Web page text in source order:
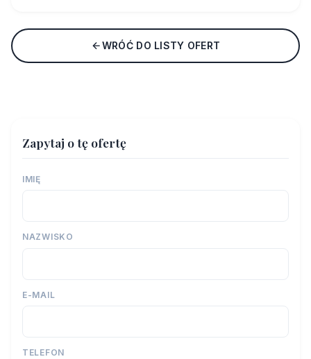
WRÓĆ DO LISTY OFERT
Zapytaj o tę ofertę
IMIĘ
NAZWISKO
E-MAIL
TELEFON